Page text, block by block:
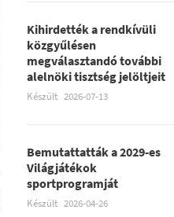
Kihirdették a rendkívüli
közgyűlésen
megválasztandó további
alelnöki tisztség jelöltjeit
Készült 2026-07-13
Bemutattatták a 2029-es
Világjátékok
sportprogramját
Készült 2026-04-26